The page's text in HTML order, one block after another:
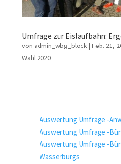
Umfrage zur Eislaufbahn:
von admin_wbg_block| Feb. 21,
Wahl 2020
Auswertung Umfrage -
Auswertung Umfrage -
Auswertung Umfrage -
Wasserburgs